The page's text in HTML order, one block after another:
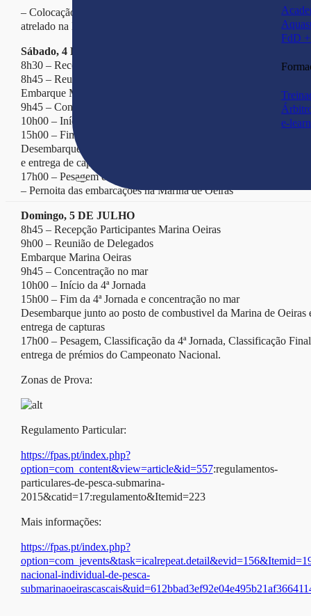
FdD
e-
– Colocação das embarcações na água, pernoita e parqueamento
atrelado na Marina de Oeiras
Sábado, 4 DE JULHO
8h30 – Recepção Participantes junto à rampa da Marina de Oeiras
8h45 – Reunião de Delegados
Embarque Marina Oeiras
9h45 – Concentração no mar
10h00 – Início da Competição – 3ª Jornada
15h00 – Fim da 3ª Jornada e concentração no mar
Desembarque junto ao posto de combustivel daÂ Marina de
e entrega de capturas
17h00 – Pesagem e Classificação da 3ª Jornada
– Pernoita das embarcações na Marina de Oeiras
Domingo, 5 DE JULHO
8h45 – Recepção Participantes Marina Oeiras
9h00 – Reunião de Delegados
Embarque Marina Oeiras
9h45 – Concentração no mar
10h00 – Início da 4ª Jornada
15h00 – Fim da 4ª Jornada e concentração no mar
Desembarque junto ao posto de combustivel da Marina de Oeiras
entrega de capturas
17h00 – Pesagem, Classificação da 4ª Jornada, Classificação
entrega de prémios do Campeonato Nacional.
Zonas de Prova:
Regulamento Particular:
https://fpas.pt/index.php?
option=com_content&view=article&id=557:regulamentos-
particulares-de-pesca-submarina-
2015&catid=17:regulamento&Itemid=223
Mais informações:
https://fpas.pt/index.php?
nacional-individual-de-pesca-